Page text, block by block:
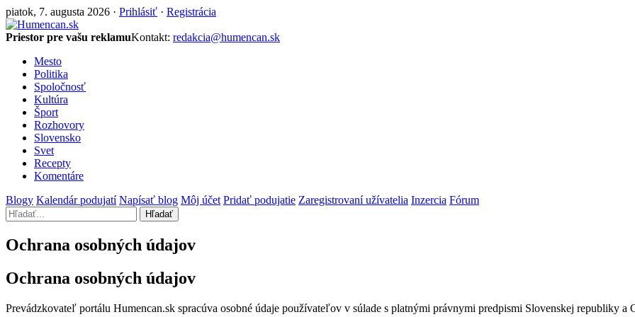
piatok, 7. augusta 2026 · Prihlásiť · Registrácia
Priestor pre vašu reklamuKontakt: redakcia@humencan.sk
Mesto
Politika
Spoločnosť
Kultúra
Šport
Rozhovory
Slovensko
Svet
Recepty
Komentáre
Blogy Kalendár podujatí Napísať blog Môj účet Pridať podujatie Zaregistrovaní užívatelia Inzercia Fórum
Hľadať
Ochrana osobných údajov
Ochrana osobných údajov
Prevádzkovateľ portálu Humencan.sk spracúva osobné údaje používateľov v súlade s platnými právnymi predpismi Slovenskej republiky a